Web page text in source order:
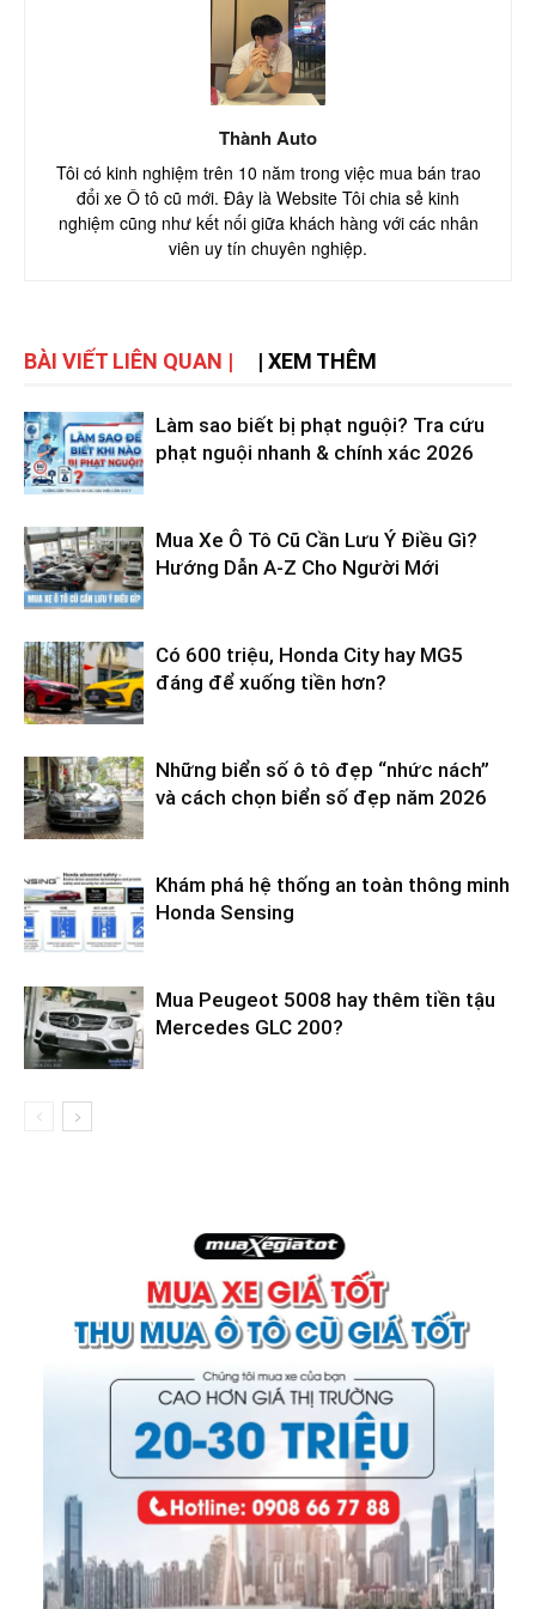
Thành Auto
Tôi có kinh nghiệm trên 10 năm trong việc mua bán trao
đổi xe Ô tô cũ mới. Đây là Website Tôi chia sẻ kinh
nghiệm cũng như kết nối giữa khách hàng với các nhân
viên uy tín chuyên nghiệp.
BÀI VIẾT LIÊN QUAN | | XEM THÊM
Làm sao biết bị phạt nguội? Tra cứu
phạt nguội nhanh & chính xác 2026
Mua Xe Ô Tô Cũ Cần Lưu Ý Điều Gì?
Hướng Dẫn A-Z Cho Người Mới
Có 600 triệu, Honda City hay MG5
đáng để xuống tiền hơn?
Những biển số ô tô đẹp “nhức nách”
và cách chọn biển số đẹp năm 2026
Khám phá hệ thống an toàn thông minh
Honda Sensing
Mua Peugeot 5008 hay thêm tiền tậu
Mercedes GLC 200?